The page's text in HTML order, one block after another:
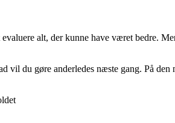
alt, der kunne have været bedre.
vil du gøre anderledes næste gang. På